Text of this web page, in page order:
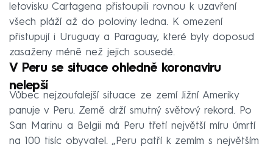
letovisku Cartagena přistoupili rovnou k uzavření
všech pláží až do poloviny ledna. K omezení
přistupují i Uruguay a Paraguay, které byly doposud
zasaženy méně než jejich sousedé.
V Peru se situace ohledně koronaviru
nelepší
Vůbec nejzoufalejší situace ze zemí Jižní Ameriky
panuje v Peru. Země drží smutný světový rekord. Po
San Marinu a Belgii má Peru třetí největší míru úmrtí
na 100 tisíc obyvatel. „Peru patří k zemím s největším